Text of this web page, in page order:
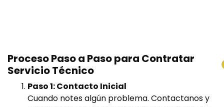
Proceso Paso a Paso para Contratar
Servicio Técnico
Paso 1: Contacto Inicial
Cuando notes algún problema. Contactanos y